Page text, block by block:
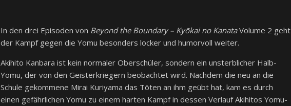
In den drei Episoden von Beyond the Boundary – Kyōkai no KanataVolume 2 geht
der Kampf gegen die Yomu besonders locker und humorvoll weiter.
Akihito Kanbara ist kein normaler Oberschüler, sondern ein unsterblicher Halb-
Yomu, der von den Geisterkriegern beobachtet wird. Nachdem die neu an die
Schule gekommene Mirai Kuriyama das Töten an ihm geübt hat, kam es durch
einen gefährlichen Yomu zu einem harten Kampf in dessen Verlauf Akihitos Yomu-